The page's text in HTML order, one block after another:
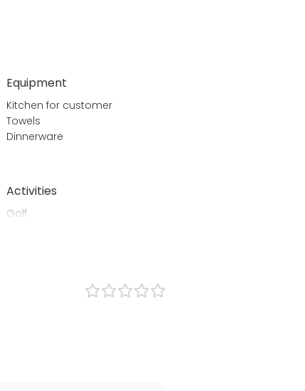
Equipment
Kitchen for customer
Towels
Dinnerware
Activities
Golf